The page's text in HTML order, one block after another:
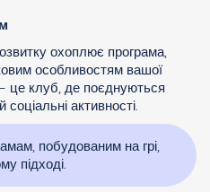
охоплює програма,
особливостям вашої
це клуб, де поєднуються
соціальні активності.
побудованим на грі,
підході.